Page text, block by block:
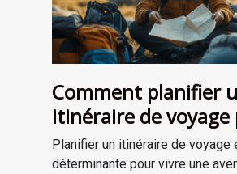
Comment planifier
itinéraire de voyage
une aventure
Planifier un itinéraire de voyage
déterminante pour vivre une